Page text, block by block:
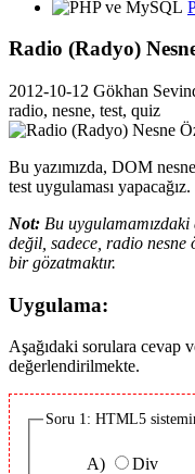
Radio (Radyo)
2012-10-12 Gökhan
radio, nesne, test, quiz
Bu yazımızda, DOM
test uygulaması yapacağız.
Not: Bu
değil, sadece, radio nesne
bir gözatmaktır.
Uygulama:
Aşağıdaki sorulara cevap
değerlendirilmekte.
Soru 1: HTML5
A)
Div